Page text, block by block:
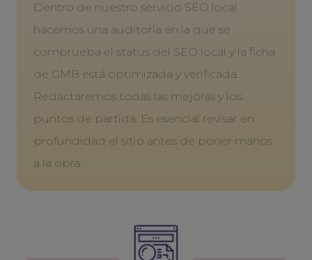
Dentro de nuestro servicio SEO local
hacemos una auditoría en la que se
comprueba el status del SEO local y la ficha
de GMB está optimizada y verificada.
Redactaremos todas las mejoras y los
puntos de partida. Es esencial revisar en
profundidad el sitio antes de poner manos
a la obra.